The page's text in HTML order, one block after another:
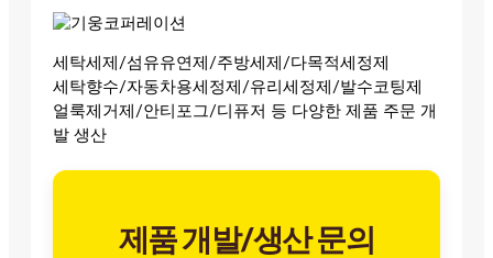
세탁세제/섬유유연제/주방세제/다목적세정제
세탁향수/자동차용세정제/유리세정제/발수코팅제
얼룩제거제/안티포그/디퓨저 등 다양한 제품 주문 개
발 생산
제품 개발/생산 문의